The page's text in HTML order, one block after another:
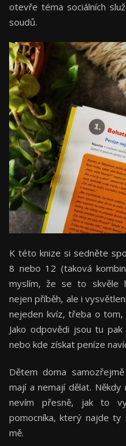
otevře téma sociálních
soudů.
K této knize si sedněte
8 nebo 12 (taková
myslím, že se to skvěle
nejen příběh, ale i
nejeden kvíz, třeba o tom,
Jako odpovědi jsou tu
nebo kde získat peníze
Dětem doma
mají a nemají dělat.
nevím přesně, jak to
pomocníka, který najde
mě.